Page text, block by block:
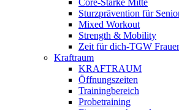
Core-Starke Mitte
Sturzprävention für
Mixed Workout
Strength & Mobility
Zeit für dich-TGW
Kraftraum
KRAFTRAUM
Öffnungszeiten
Trainingbereich
Probetraining